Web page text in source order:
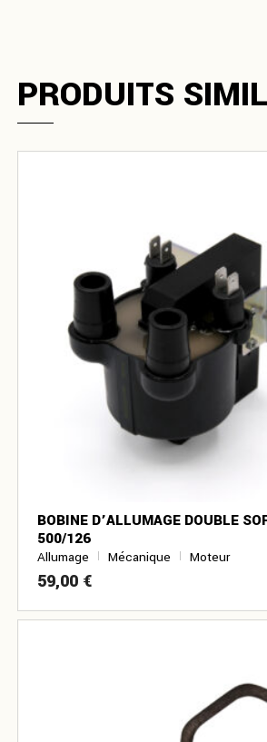
PRODUITS
BOBINE D’ALLUMAGE DOUBLE
500/126
Allumage Mécanique Moteur
59,00 €